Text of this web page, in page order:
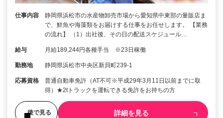
仕事内容
静岡県浜松市の水産物卸売市場から愛知県中東部の量販店ま
で、鮮魚や海藻類をお届けする仕事をお任せします。 【業務
の流れ】 （1）出社後、その日の配送スケジュール…
給与 月給189,244円各種手当 ※23日稼働
勤務地 静岡県浜松市中央区新貝町239-1
応募資格
普通自動車免許（AT不可※平成29年3月11日以前までに取
得）★2tトラックを運転できる免許をお持ちの方
後で見る 詳細を見る